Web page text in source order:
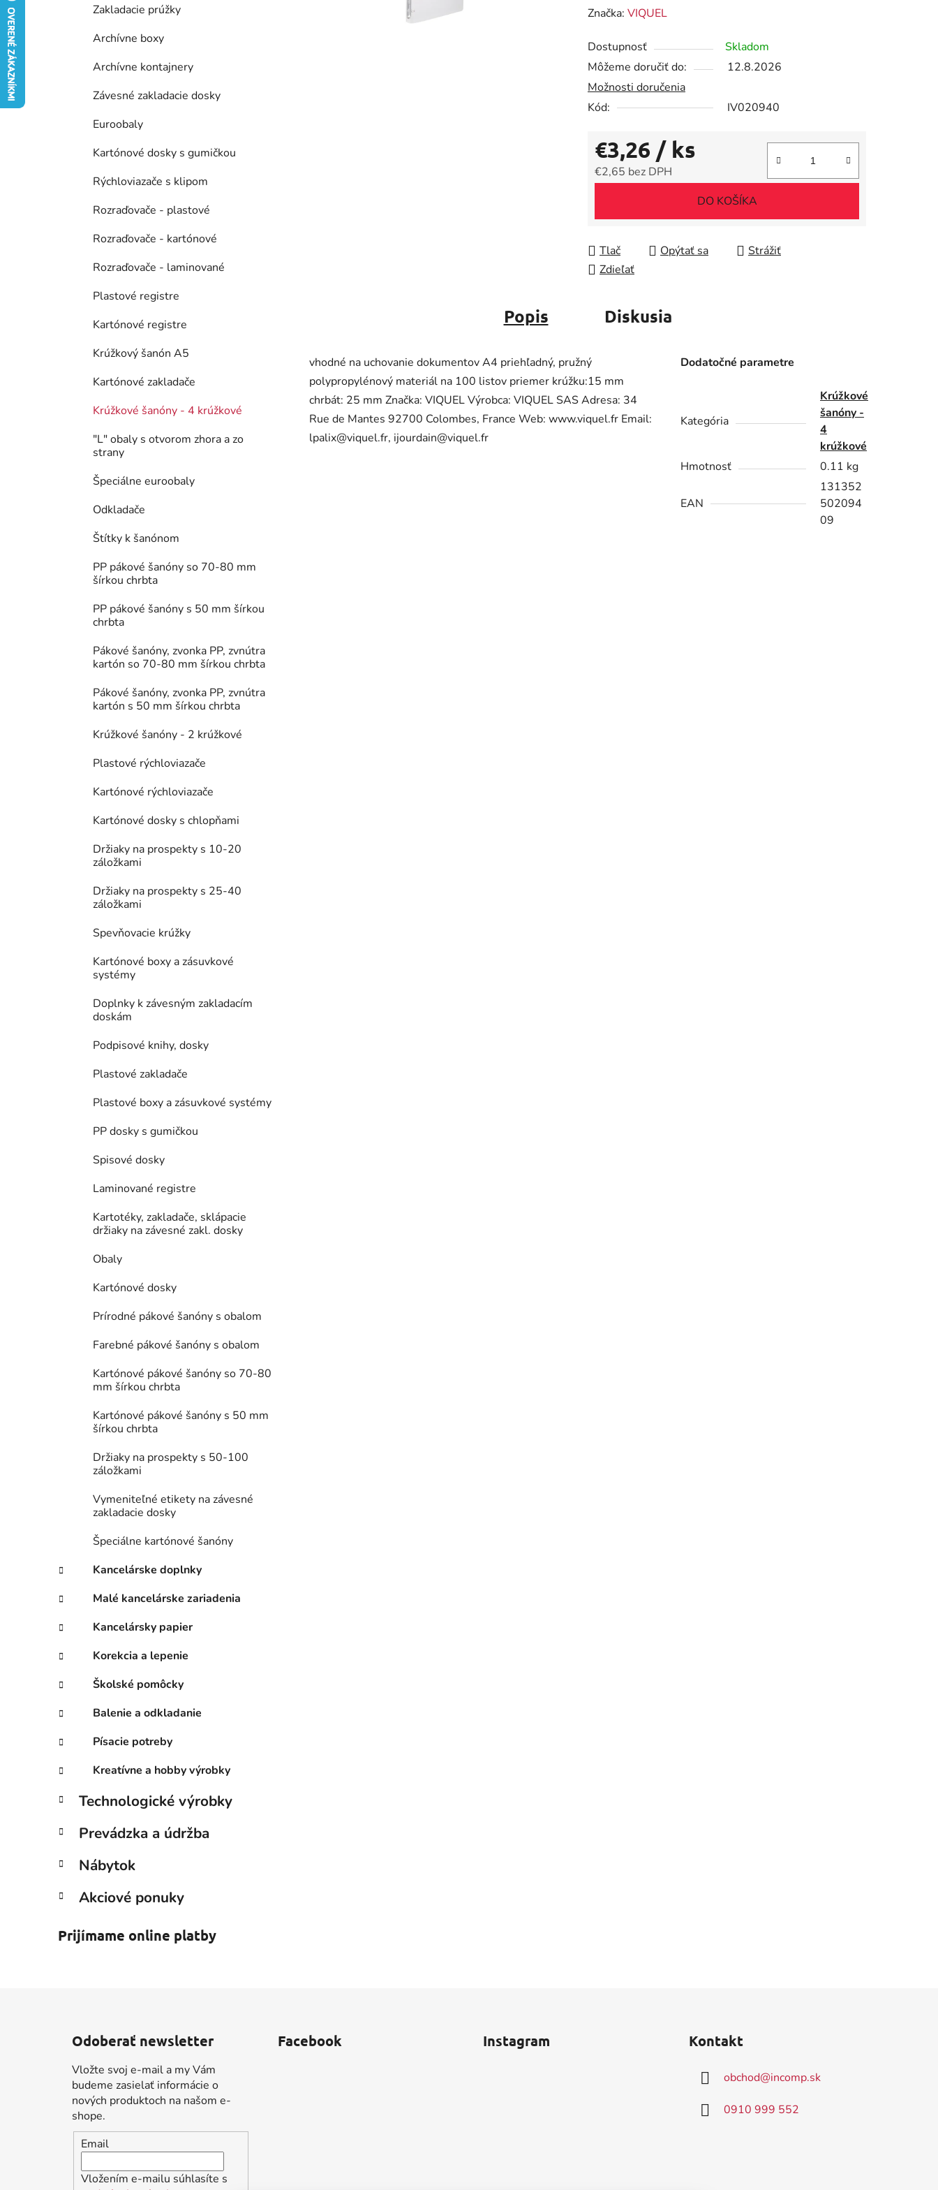
Zakladacie prúžky
Archívne boxy
Archívne kontajnery
Závesné zakladacie dosky
Euroobaly
Kartónové dosky s gumičkou
Rýchloviazače s klipom
Rozraďovače - plastové
Rozraďovače - kartónové
Rozraďovače - laminované
Plastové registre
Kartónové registre
Krúžkový šanón A5
Kartónové zakladače
Krúžkové šanóny - 4 krúžkové
"L" obaly s otvorom zhora a zo
strany
Špeciálne euroobaly
Odkladače
Štítky k šanónom
PP pákové šanóny so 70-80 mm
šírkou chrbta
PP pákové šanóny s 50 mm šírkou
chrbta
Pákové šanóny, zvonka PP, zvnútra
kartón so 70-80 mm šírkou chrbta
Pákové šanóny, zvonka PP, zvnútra
kartón s 50 mm šírkou chrbta
Krúžkové šanóny - 2 krúžkové
Plastové rýchloviazače
Kartónové rýchloviazače
Kartónové dosky s chlopňami
Držiaky na prospekty s 10-20
záložkami
Držiaky na prospekty s 25-40
záložkami
Spevňovacie krúžky
Kartónové boxy a zásuvkové
systémy
Doplnky k závesným zakladacím
doskám
Podpisové knihy, dosky
Plastové zakladače
Plastové boxy a zásuvkové systémy
PP dosky s gumičkou
Spisové dosky
Laminované registre
Kartotéky, zakladače, sklápacie
držiaky na závesné zakl. dosky
Obaly
Kartónové dosky
Prírodné pákové šanóny s obalom
Farebné pákové šanóny s obalom
Kartónové pákové šanóny so 70-80
mm šírkou chrbta
Kartónové pákové šanóny s 50 mm
šírkou chrbta
Držiaky na prospekty s 50-100
záložkami
Vymeniteľné etikety na závesné
zakladacie dosky
Špeciálne kartónové šanóny
Kancelárske doplnky
Malé kancelárske zariadenia
Kancelársky papier
Korekcia a lepenie
Školské pomôcky
Balenie a odkladanie
Písacie potreby
Kreatívne a hobby výrobky
Technologické výrobky
Prevádzka a údržba
Nábytok
Akciové ponuky
Prijímame online platby
hodnotenie
je
0,0
z
5
Značka: VIQUEL
Dostupnosť
Skladom
Môžeme doručiť do:
12.8.2026
Možnosti doručenia
Kód:
IV020940
€3,26 / ks
€2,65 bez DPH
DO KOŠÍKA
Tlač Opýtať sa
Strážiť
Zdieľať
Popis Diskusia
vhodné na uchovanie dokumentov A4 priehľadný, pružný
polypropylénový materiál na 100 listov priemer krúžku:15 mm
chrbát: 25 mm Značka: VIQUEL Výrobca: VIQUEL SAS Adresa: 34
Rue de Mantes 92700 Colombes, France Web: www.viquel.fr Email:
lpalix@viquel.fr, ijourdain@viquel.fr
Dodatočné parametre
Kategória
Krúžkové
šanóny -
4
krúžkové
Hmotnosť
0.11 kg
EAN
131352
502094
09
Odoberať newsletter
Vložte svoj e-mail a my Vám
budeme zasielať informácie o
nových produktoch na našom e-
shope.
Email
Vložením e-mailu súhlasíte s
Facebook Instagram Kontakt
obchod@incomp.sk
0910 999 552